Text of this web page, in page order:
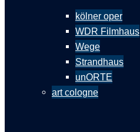
kölner oper
WDR Filmhaus
Wege
Strandhaus
unORTE
art cologne